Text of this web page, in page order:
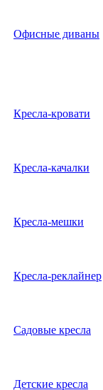
Офисные диваны
Кресла-кровати
Кресла-качалки
Кресла-мешки
Кресла-реклайнер
Садовые кресла
Детские кресла